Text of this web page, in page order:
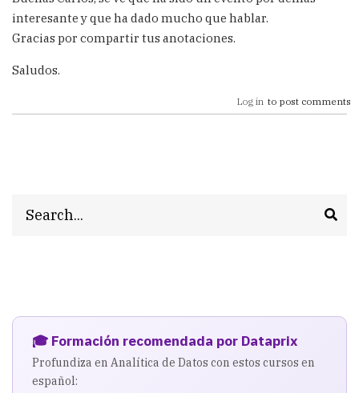
interesante y que ha dado mucho que hablar.
Gracias por compartir tus anotaciones.
Saludos.
Log in to post comments
🎓 Formación recomendada por Dataprix
Profundiza en Analítica de Datos con estos cursos en
español: